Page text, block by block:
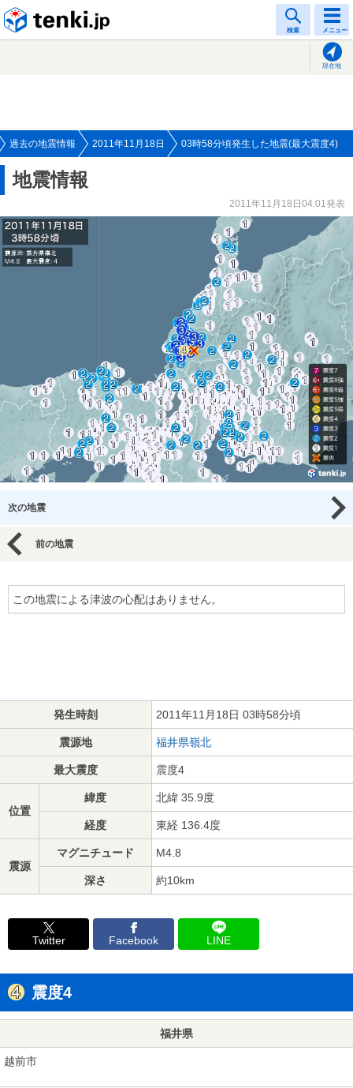
検索 メニュー
現在地
過去の地震情報 2011年11月18日 03時58分頃発生した地震(最大震度4)
地震情報
2011年11月18日04:01発表
次の地震
前の地震
この地震による津波の心配はありません。
発生時刻 2011年11月18日 03時58分頃
震源地 福井県嶺北
最大震度 震度4
位置
緯度 北緯 35.9度
経度 東経 136.4度
震源
マグニチュード M4.8
深さ 約10km
Twitter Facebook LINE
震度4
福井県
越前市